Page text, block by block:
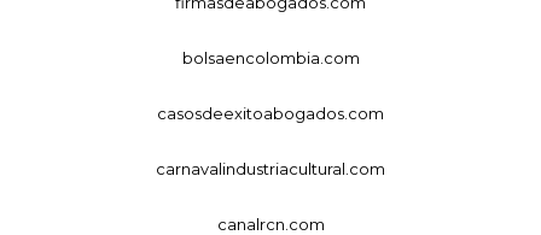
bolsaencolombia.com
casosdeexitoabogados.com
carnavalindustriacultural.com
canalrcn.com